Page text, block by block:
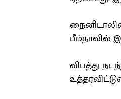
பீம்தாலில்
விபத்து